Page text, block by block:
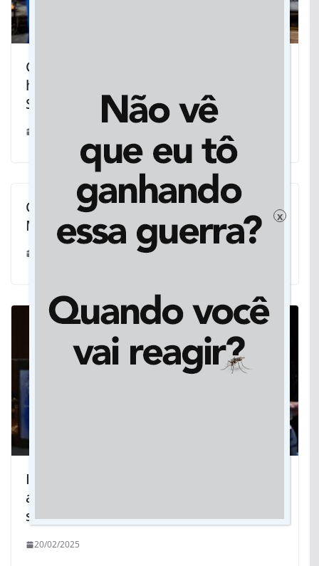
Concerto da Orquestra Sesi MT e
happening de Rafaell Jonnier abrem
Semana da Indústria
Celso Abrantes é eleito prefeito no
Município de Bandeirantes
Impactos sociais e desafios
alfandegários são essenciais para
sucesso do corredor bioceânico
20/02/2025
x